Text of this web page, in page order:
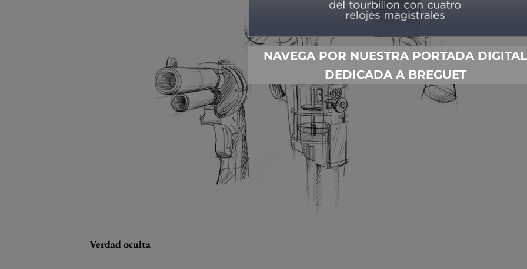
Verdad oculta
NAVEGA POR NUESTRA PORTADA DIGITAL
DEDICADA A BREGUET